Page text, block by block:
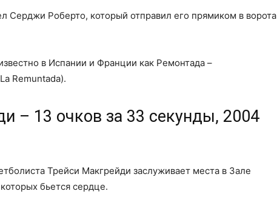
Серджи Роберто, который отправил его прямиком в ворота
в Испании и Франции как Ремонтада –
Remuntada).
– 13 очков за 33 секунды, 2004
Трейси Макгрейди заслуживает места в Зале
бьется сердце.